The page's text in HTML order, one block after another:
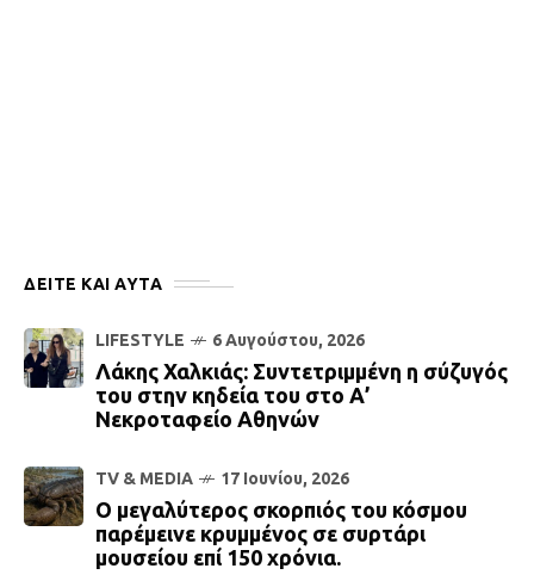
ΔΕΙΤΕ ΚΑΙ ΑΥΤΆ
LIFESTYLE 6 Αυγούστου, 2026
Λάκης Χαλκιάς: Συντετριμμένη η σύζυγός
του στην κηδεία του στο Α’
Νεκροταφείο Αθηνών
TV & MEDIA 17 Ιουνίου, 2026
Ο μεγαλύτερος σκορπιός του κόσμου
παρέμεινε κρυμμένος σε συρτάρι
μουσείου επί 150 χρόνια.